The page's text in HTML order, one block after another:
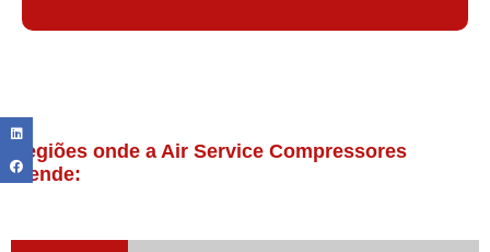
Regiões onde a Air Service Compressores
atende: